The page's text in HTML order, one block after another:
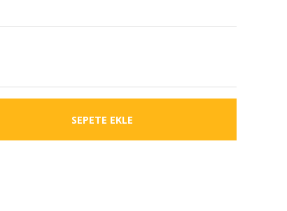
SEPETE EKLE